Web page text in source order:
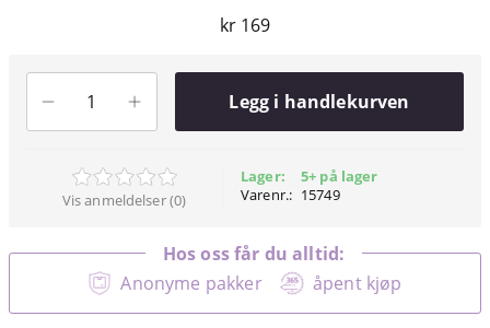
kr 169
Legg i handlekurven
Vis anmeldelser (0)
Lager:
Varenr.:
5+ på lager
15749
Anonyme pakker åpent kjøp
Hos oss får du alltid: